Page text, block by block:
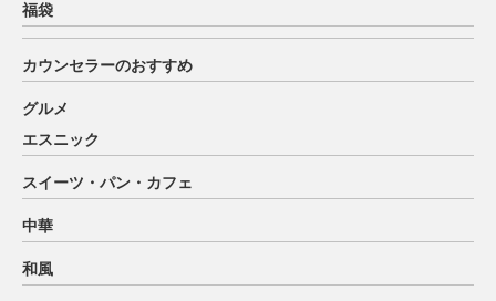
福袋
カウンセラーのおすすめ
グルメ
エスニック
スイーツ・パン・カフェ
中華
和風